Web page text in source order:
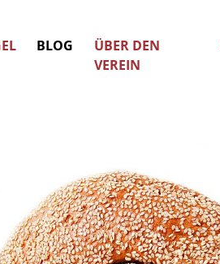
BLOG
ÜBER DEN
VEREIN